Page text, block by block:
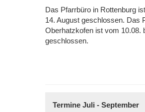
Das Pfarrbüro in Rottenburg
14. August geschlossen. Das
Oberhatzkofen ist vom 10.08.
geschlossen.
Termine Juli - September